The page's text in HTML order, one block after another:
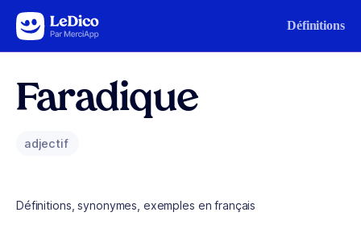
Aller au contenu Définitions
Faradique
adjectif
Définitions, synonymes, exemples en français